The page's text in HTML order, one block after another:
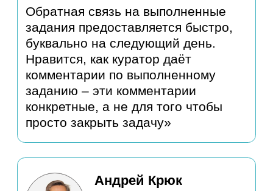
заметно продвинули меня
вперед, познакомили не только с
новым источниками поиска
вакансий, а значительно
расширили кругозор в области
карьерных возможностей, в том
числе внутри компании»
«Я пришла на программу с
желанием найти работу мечты, при
этом внутри было много страхов и
Эмма
Руководитель HR